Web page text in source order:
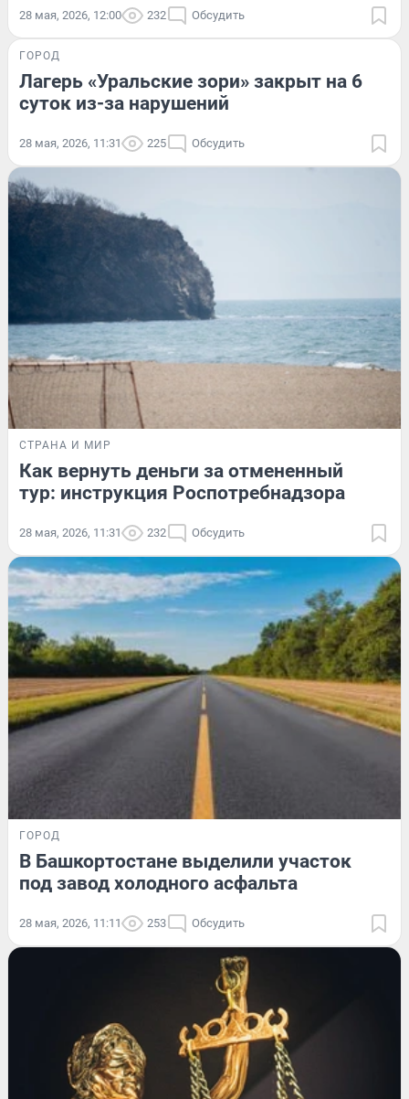
28 мая, 2026, 12:00 232 Обсудить
ГОРОД
Лагерь «Уральские зори» закрыт на 6
суток из-за нарушений
28 мая, 2026, 11:31 225 Обсудить
СТРАНА И МИР
Как вернуть деньги за отмененный
тур: инструкция Роспотребнадзора
28 мая, 2026, 11:31 232 Обсудить
ГОРОД
В Башкортостане выделили участок
под завод холодного асфальта
28 мая, 2026, 11:11 253 Обсудить